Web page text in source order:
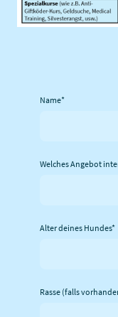
Name*
Welches Angebot
Alter deines Hundes*
Rasse (falls